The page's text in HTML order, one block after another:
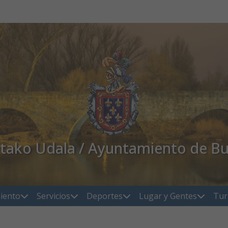
Udala / Ayuntamiento de
Servicios Deportes Lugar y Gentes